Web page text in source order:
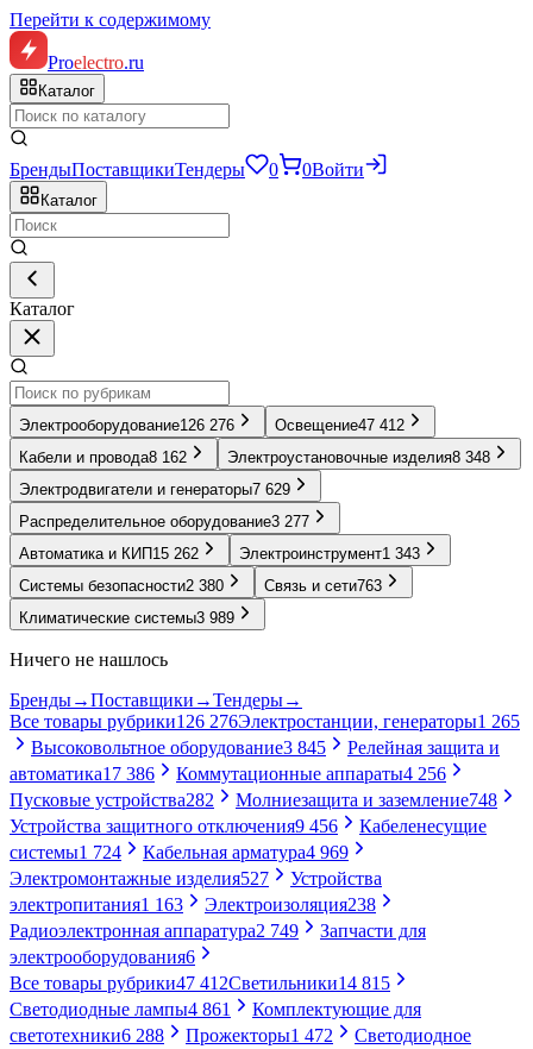
Перейти к содержимому
Proelectro.ru
Каталог
БрендыПоставщикиТендеры 0 0Войти
Каталог
Каталог
Электрооборудование126 276 Освещение47 412
Кабели и провода8 162 Электроустановочные изделия8 348
Электродвигатели и генераторы7 629
Распределительное оборудование3 277
Автоматика и КИП 15 262 Электроинструмент1 343
Системы безопасности2 380 Связь и сети763
Климатические системы3 989
Ничего не нашлось
Бренды→Поставщики →Тендеры→
Все товары рубрики126 276Электростанции, генераторы1 265
Высоковольтное оборудование3 845
Релейная защита и
автоматика17 386 Коммутационные аппараты4 256
Пусковые устройства282 Молниезащита и заземление748
Устройства защитного отключения9 456
Кабеленесущие
системы1 724 Кабельная арматура4 969
Электромонтажные изделия527
Устройства
электропитания1 163 Электроизоляция238
Радиоэлектронная аппаратура2 749
Запчасти для
электрооборудования6
Все товары рубрики47 412Светильники14 815
Светодиодные лампы4 861
Комплектующие для
светотехники6 288 Прожекторы1 472
Светодиодное